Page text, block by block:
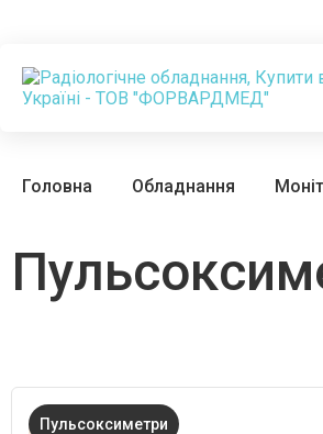
Головна Обладнання
Пульсоксиметри